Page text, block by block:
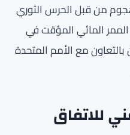
هجوم من قبل الحرس الثوري
المائي المؤقت في
مع الأمم المتحدة
للاتفاق